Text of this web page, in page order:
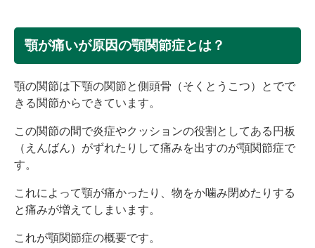
顎が痛いが原因の顎関節症とは？
顎の関節は下顎の関節と側頭骨（そくとうこつ）とでで
きる関節からできています。
この関節の間で炎症やクッションの役割としてある円板
（えんばん）がずれたりして痛みを出すのが顎関節症で
す。
これによって顎が痛かったり、物をか噛み閉めたりする
と痛みが増えてしまいます。
これが顎関節症の概要です。